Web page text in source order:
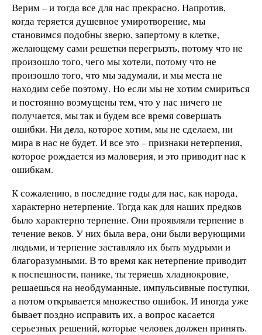
Верим – и тогда все для нас прекрасно. Напротив,
когда теряется душевное умиротворение, мы
становимся подобны зверю, запертому в клетке,
желающему сами решетки перегрызть, потому что не
произошло того, чего мы хотели, потому что не
произошло того, что мы задумали, и мы места не
находим себе поэтому. Но если мы не хотим смириться
и постоянно возмущены тем, что у нас ничего не
получается, мы так и будем все время совершать
ошибки. Ни дела, которое хотим, мы не сделаем, ни
мира в нас не будет. И все это – признаки нетерпения,
которое рождается из маловерия, и это приводит нас к
ошибкам.
К сожалению, в последние годы для нас, как народа,
характерно нетерпение. Тогда как для наших предков
было характерно терпение. Они проявляли терпение в
течение веков. У них была вера, они были верующими
людьми, и терпение заставляло их быть мудрыми и
благоразумными. В то время как нетерпение приводит
к поспешности, панике, ты теряешь хладнокровие,
решаешься на необдуманные, импульсивные поступки,
а потом открывается множество ошибок. И иногда уже
бывает поздно исправить их, а вопрос касается
серьезных решений, которые человек должен принять.